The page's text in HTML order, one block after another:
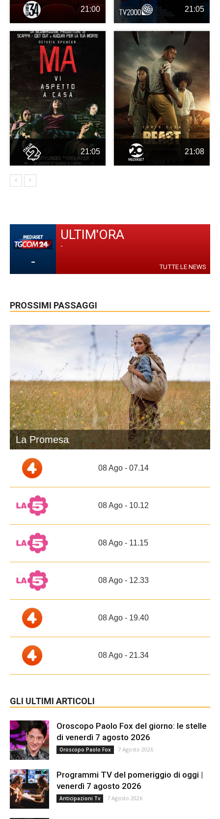
21:00 21:05
21:05 21:08
-
ULTIM'ORA
-
TUTTE LE NEWS
PROSSIMI PASSAGGI
La Promesa
08 Ago - 07.14
08 Ago - 10.12
08 Ago - 11.15
08 Ago - 12.33
08 Ago - 19.40
08 Ago - 21.34
GLI ULTIMI ARTICOLI
Oroscopo Paolo Fox del giorno: le stelle
di venerdì 7 agosto 2026
Oroscopo Paolo Fox 7 Agosto 2026
Programmi TV del pomeriggio di oggi |
venerdì 7 agosto 2026
Anticipazioni Tv 7 Agosto 2026